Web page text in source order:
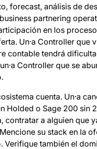
forecast, análisis de
partnering
en los
Un·a Controller que
contable tendrá
Controller que se
cuenta. Un·a
Holded o Sage 200 sin
contratar a alguien que
su stack en la
también el